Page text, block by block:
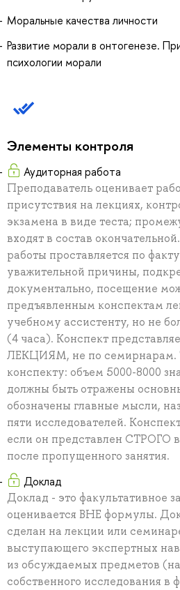
Моральные качества личности
Развитие морали в онтогенезе.
психологии морали
Элементы контроля
Аудиторная работа
Преподаватель оценивает
присутствия на лекциях,
экзамена в виде теста;
входят в состав
работы проставляется по
уважительной причины,
документально, посещение
предъявленным конспектам
учебному ассистенту, но не
(4 часа). Конспект
ЛЕКЦИЯМ, не по семирнарам.
конспекту: объем 5000-8000
должны быть отражены
обозначены главные мысли,
пяти исследователей.
если он представлен СТРОГО
после пропущенного занятия.
Доклад
Доклад - это факультативное
оценивается ВНЕ формулы.
сделан на лекции или
выступающего экспертных
из обсуждаемых предметов
собственного исследования в